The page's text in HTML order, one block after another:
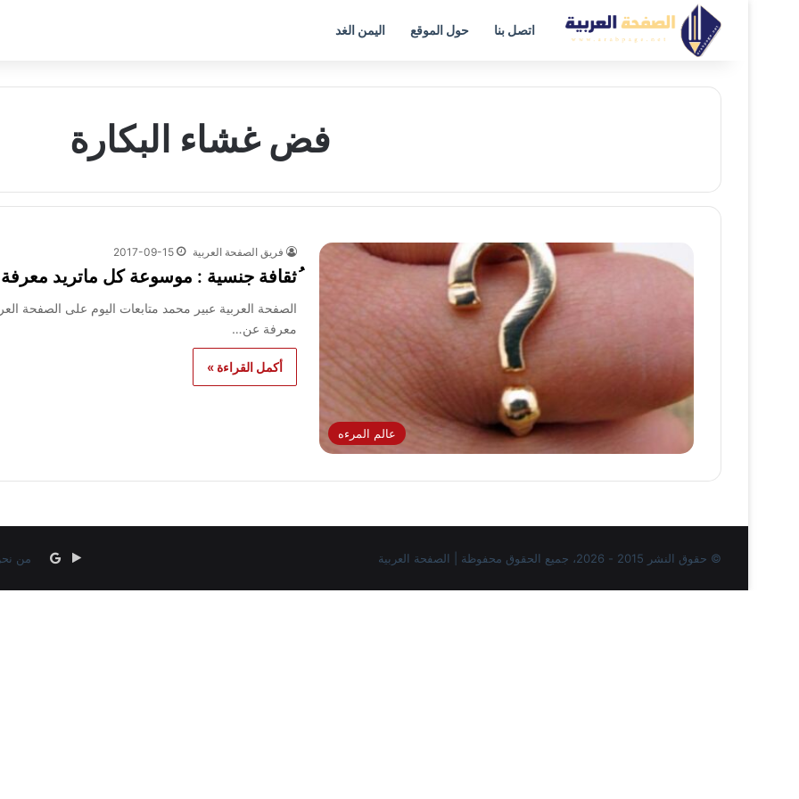
اتصل بنا حول الموقع اليمن الغد
فض غشاء البكارة
عالم المرءه
فريق الصفحة العربية 2017-09-15
ُثقافة جنسية : موسوعة كل ماتريد
الصفحة العربية عبير محمد متابعات اليوم على الصفحة
معرفة عن…
أكمل القراءة »
© حقوق النشر 2015 - 2026، جميع الحقوق محفوظة | الصفحة العربية من
‏Google
google